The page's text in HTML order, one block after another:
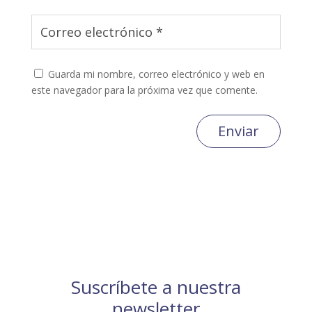
Guarda mi nombre, correo electrónico y web en
este navegador para la próxima vez que comente.
Enviar
Suscríbete a nuestra